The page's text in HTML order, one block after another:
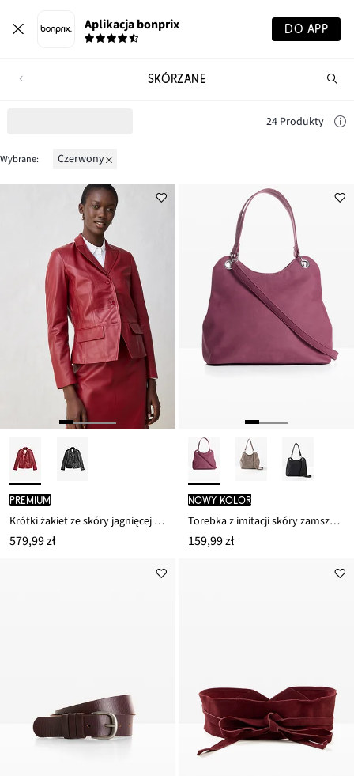
Aplikacja bonprix DO APP
SKÓRZANE
24 Produkty
Wybrane: czerwony
PREMIUM
Krótki żakiet ze skóry jagnięcej nappa
579,99 zł
nowy kolor
Torebka z imitacji skóry zamszowej
159,99 zł